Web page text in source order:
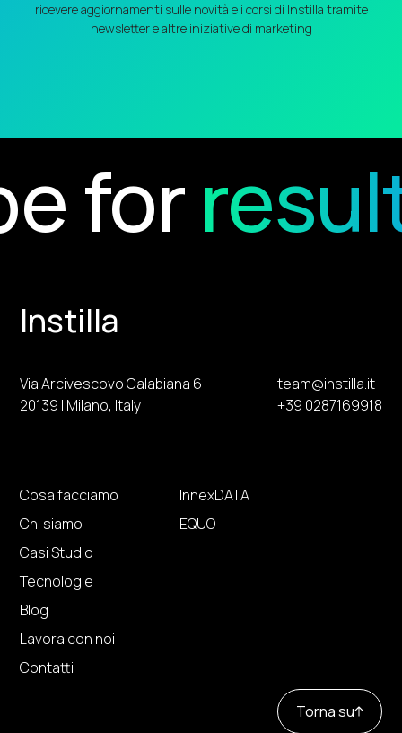
ricevere aggiornamenti sulle novità e i corsi di Instilla tramite
newsletter e altre iniziative di marketing
forresults
Instilla
Via Arcivescovo Calabiana 6
20139 | Milano, Italy
team@instilla.it
+39 0287169918
Cosa facciamo
Chi siamo
Casi Studio
Tecnologie
Blog
Lavora con noi
Contatti
InnexDATA
EQUO
Torna su